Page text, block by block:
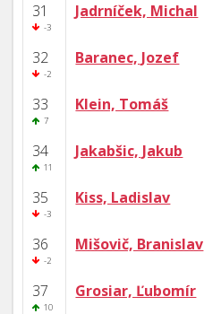
31
-3
Jadrníček, Michal
32
-2
Baranec, Jozef
33
7
Klein, Tomáš
34
11
Jakabšic, Jakub
35
-3
Kiss, Ladislav
36
-2
Mišovič, Branislav
37
10
Grosiar, Ľubomír